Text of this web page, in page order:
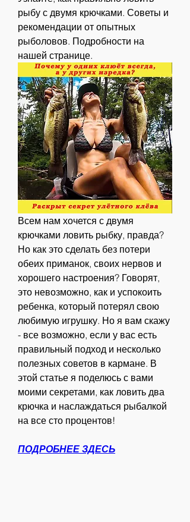
рыбу с двумя крючками. Советы и
рекомендации от опытных
рыболовов. Подробности на
нашей странице.
Всем нам хочется с двумя
крючками ловить рыбку, правда?
Но как это сделать без потери
обеих приманок, своих нервов и
хорошего настроения? Говорят,
это невозможно, как и успокоить
ребенка, который потерял свою
любимую игрушку. Но я вам скажу
- все возможно, если у вас есть
правильный подход и несколько
полезных советов в кармане. В
этой статье я поделюсь с вами
моими секретами, как ловить два
крючка и наслаждаться рыбалкой
на все сто процентов!
ПОДРОБНЕЕ ЗДЕСЬ